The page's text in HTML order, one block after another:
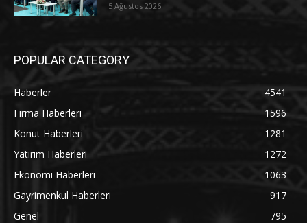
5 Ağustos 2026
POPULAR CATEGORY
Haberler
4541
Firma Haberleri
1596
Konut Haberleri
1281
Yatırım Haberleri
1272
Ekonomi Haberleri
1063
Gayrimenkul Haberleri
917
Genel
795